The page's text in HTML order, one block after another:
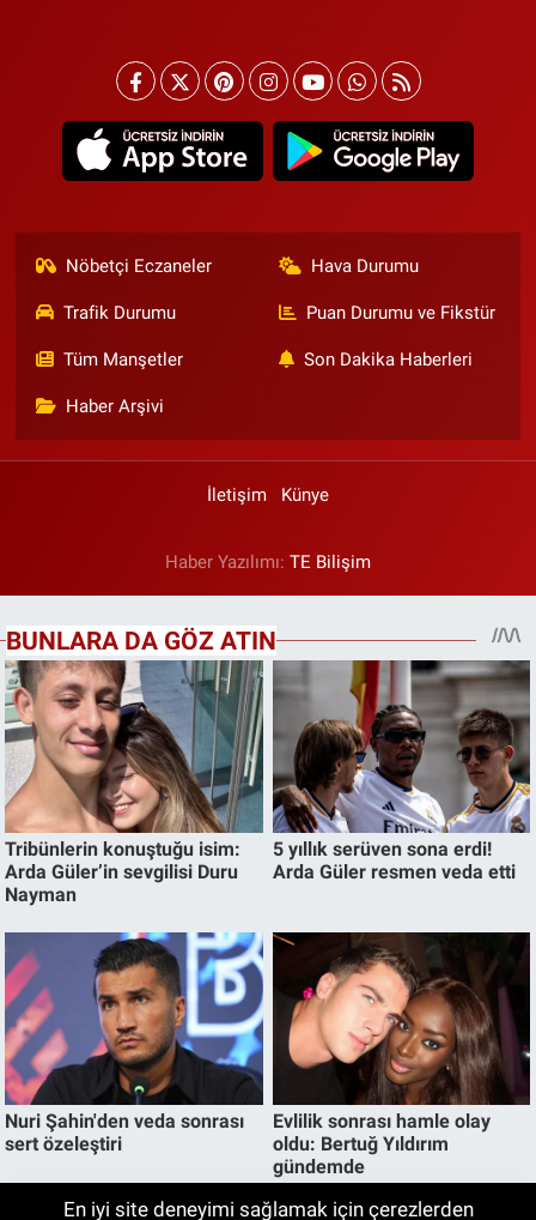
Nöbetçi Eczaneler Hava Durumu
Trafik Durumu Puan Durumu ve Fikstür
Tüm Manşetler Son Dakika Haberleri
Haber Arşivi
İletişim Künye
Haber Yazılımı: TE Bilişim
En iyi site deneyimi sağlamak için çerezlerden